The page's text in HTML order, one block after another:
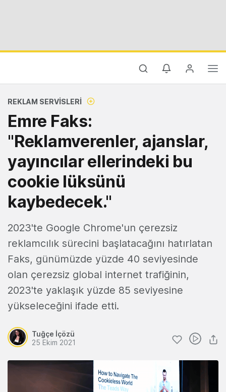
REKLAM SERVISLERI
Emre Faks:
"Reklamverenler, ajanslar,
yayıncılar ellerindeki bu
cookie lüksünü
kaybedecek."
2023'te Google Chrome'un çerezsiz
reklamcılık sürecini başlatacağını hatırlatan
Faks, günümüzde yüzde 40 seviyesinde
olan çerezsiz global internet trafiğinin,
2023'te yaklaşık yüzde 85 seviyesine
yükseleceğini ifade etti.
Tuğçe İçözü
25 Ekim 2021